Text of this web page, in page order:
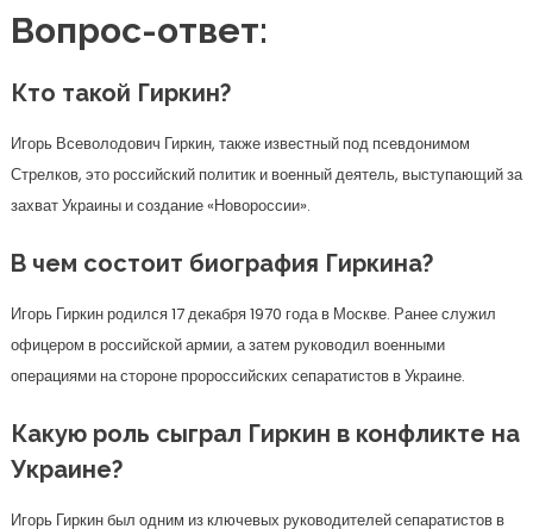
Вопрос-ответ:
Кто такой Гиркин?
Игорь Всеволодович Гиркин, также известный под псевдонимом
Стрелков, это российский политик и военный деятель, выступающий за
захват Украины и создание «Новороссии».
В чем состоит биография Гиркина?
Игорь Гиркин родился 17 декабря 1970 года в Москве. Ранее служил
офицером в российской армии, а затем руководил военными
операциями на стороне пророссийских сепаратистов в Украине.
Какую роль сыграл Гиркин в конфликте на
Украине?
Игорь Гиркин был одним из ключевых руководителей сепаратистов в